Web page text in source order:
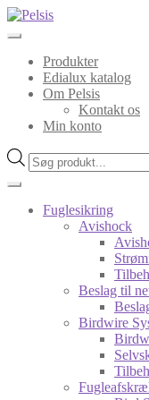
Spring
Spring
Produkter
Edialux katalog
Om Pelsis
Kontakt os
Min konto
Products
search
Fuglesikring
Avishock
Beslag til
Birdwire